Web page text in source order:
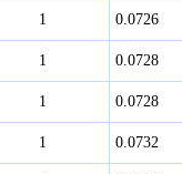
1 0.0726
1 0.0728
1 0.0728
1 0.0732